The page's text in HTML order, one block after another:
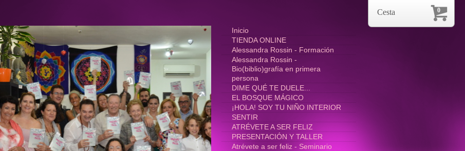
Inicio
TIENDA ONLINE
Alessandra Rossin - Formación
Alessandra Rossin -
Bio(biblio)grafía en primera
persona
DIME QUÉ TE DUELE...
EL BOSQUE MÁGICO
¡HOLA! SOY TU NIÑO INTERIOR
SENTIR
ATRÉVETE A SER FELIZ
PRESENTACIÓN Y TALLER
Atrévete a ser feliz - Seminario
0
Cesta